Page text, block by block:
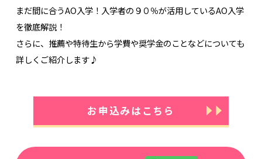
まだ間に合うAO入学！入学者の９０％が活用しているAO入学
を徹底解説！
さらに、推薦や特待生から学費や奨学金のことなどについても
詳しくご紹介します♪
お申込みはこちら